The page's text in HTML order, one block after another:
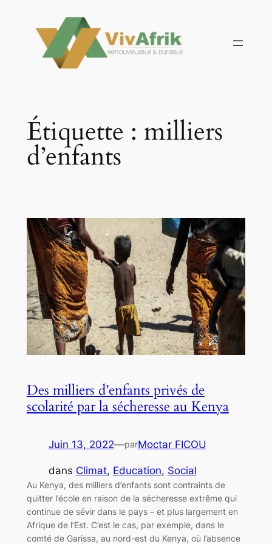
contenu
Étiquette : milliers
d’enfants
Des milliers d’enfants privés de
scolarité par la sécheresse au Kenya
Juin 13, 2022—parMoctar FICOU
dans Climat, Education, Social
Au Kenya, des milliers d’enfants sont contraints de
quitter l’école en raison de la sécheresse extrême qui
continue de sévir dans le pays – et plus largement en
Afrique de l’Est. C’est le cas, par exemple, dans le
comté de Garissa, au nord-est du Kenya, où l’absence